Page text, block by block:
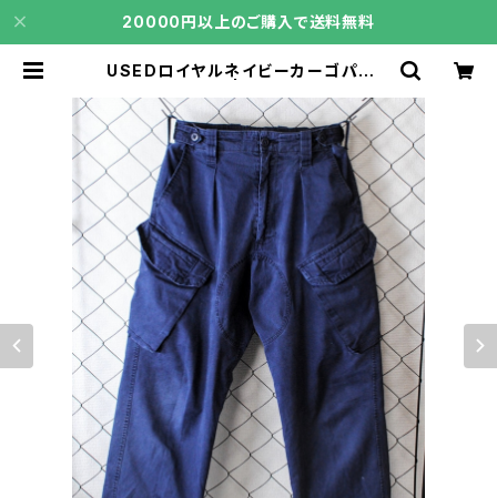
20000円以上のご購入で送料無料
USEDロイヤルネイビーカーゴパンツ